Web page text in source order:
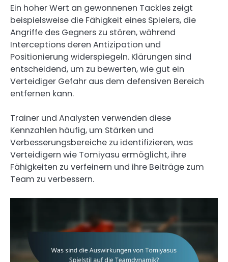
Ein hoher Wert an gewonnenen Tackles zeigt
beispielsweise die Fähigkeit eines Spielers, die
Angriffe des Gegners zu stören, während
Interceptions deren Antizipation und
Positionierung widerspiegeln. Klärungen sind
entscheidend, um zu bewerten, wie gut ein
Verteidiger Gefahr aus dem defensiven Bereich
entfernen kann.
Trainer und Analysten verwenden diese
Kennzahlen häufig, um Stärken und
Verbesserungsbereiche zu identifizieren, was
Verteidigern wie Tomiyasu ermöglicht, ihre
Fähigkeiten zu verfeinern und ihre Beiträge zum
Team zu verbessern.